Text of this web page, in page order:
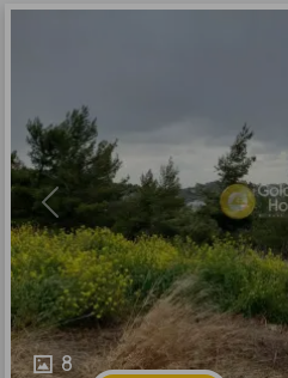
8
Previous